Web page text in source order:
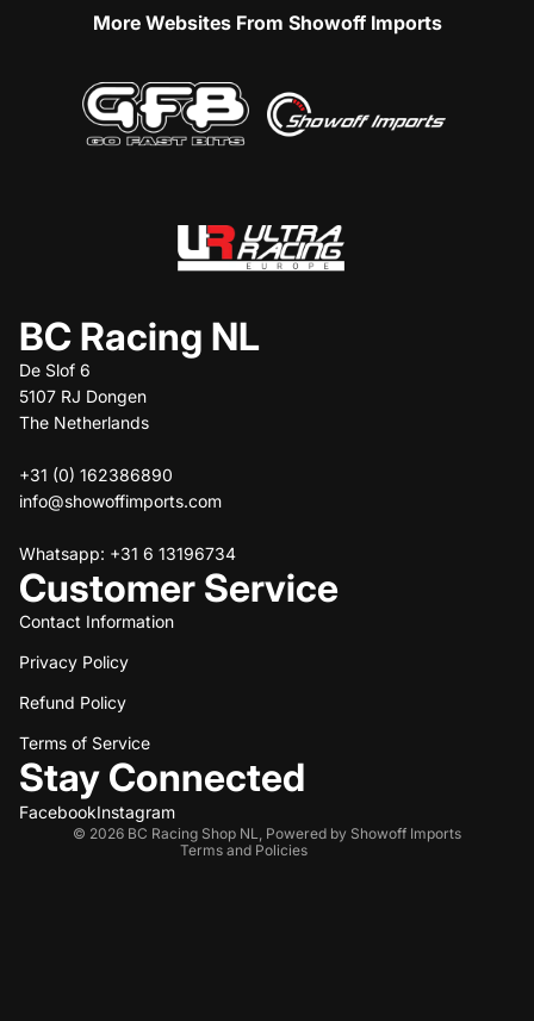
More Websites From Showoff Imports
BC Racing NL
De Slof 6
5107 RJ Dongen
The Netherlands
+31 (0) 162386890
info@showoffimports.com
Whatsapp: +31 6 13196734
Customer Service
Contact Information
Privacy Policy
Refund Policy
Terms of Service
Stay Connected
FacebookInstagram
© 2026 BC Racing Shop NL
Powered by Showoff Imports
Terms and Policies
Refund policy
Privacy policy
Terms of service
Shipping policy
Contact information